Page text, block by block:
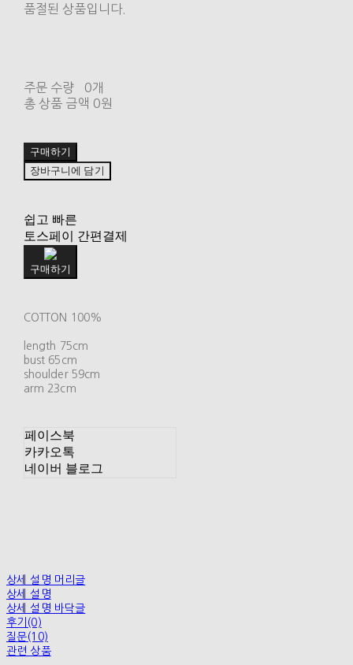
품절된 상품입니다.
주문 수량
0개
총 상품 금액 0원
구매하기
장바구니에 담기
쉽고 빠른
토스페이 간편결제
구매하기
COTTON 100%
length 75cm
bust 65cm
shoulder 59cm
arm 23cm
페이스북
카카오톡
네이버 블로그
상세 설명 머리글
상세 설명
상세 설명 바닥글
후기(0)
질문(10)
관련 상품